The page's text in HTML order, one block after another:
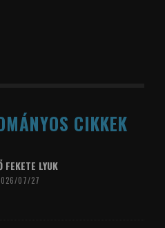
CIKKEK
FEKETE LYUK
07/27